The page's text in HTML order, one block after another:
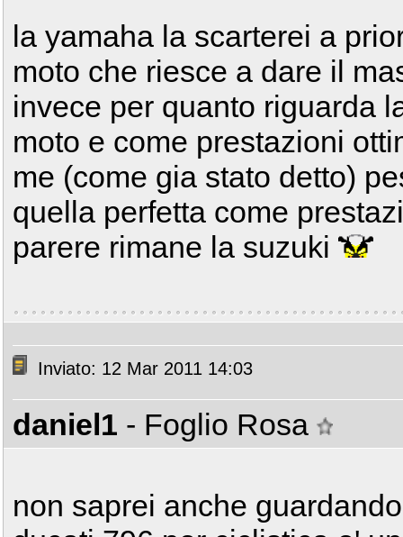
la yamaha la scarterei a
moto che riesce a dare il
invece per quanto riguarda
moto e come prestazioni
me (come gia stato detto)
quella perfetta come
parere rimane la suzuki
Inviato: 12 Mar 2011 14:03
daniel1 - Foglio Rosa
non saprei anche